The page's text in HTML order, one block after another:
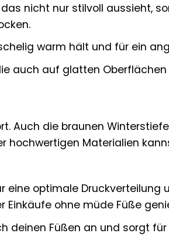
nicht nur stilvoll aussieht,
warm hält und für ein
auch auf glatten
Auch die braunen
hochwertigen Materialien
eine optimale
ohne müde Füße
deinen Füßen an und sorgt